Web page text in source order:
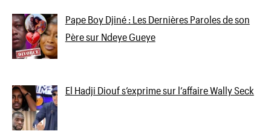
Pape Boy Djiné : Les Dernières Paroles de son
Père sur Ndeye Gueye
El Hadji Diouf s’exprime sur l’affaire Wally Seck